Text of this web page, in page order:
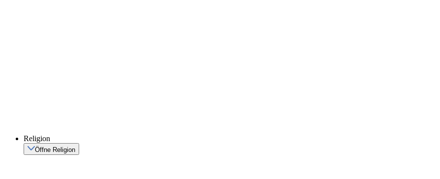
Religion
Öffne Religion